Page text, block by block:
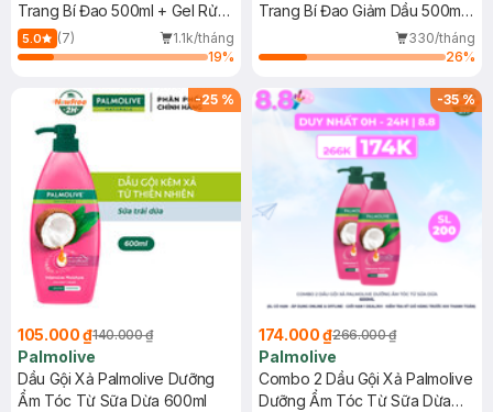
Trang Bí Đao 500ml + Gel Rửa
Mặt Bí Đao 310ml
5.0 (7)
1.1k/tháng
19%
Trang Bí Đao Giảm Dầu 500ml
+ Sữa Rửa Mặt Sen Hậu Giang
Dịu Da Nhạy Cảm 310ml
330/tháng
26%
-25 %
105.000 ₫140.000 ₫
Palmolive
Dầu Gội Xả Palmolive Dưỡng
Ẩm Tóc Từ Sữa Dừa 600ml
-35%
174.000 ₫266.000 ₫
Palmolive
Combo 2 Dầu Gội Xả Palmolive
Dưỡng Ẩm Tóc Từ Sữa Dừa